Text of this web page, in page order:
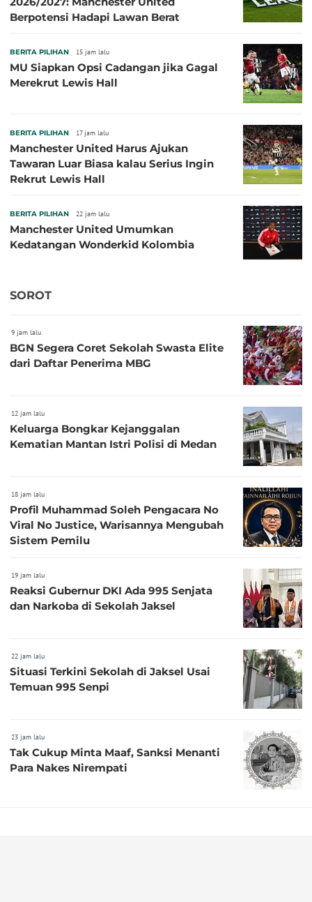
Berpotensi Hadapi Lawan Berat
BERITA PILIHAN 15 jam lalu
MU Siapkan Opsi Cadangan jika Gagal
Merekrut Lewis Hall
BERITA PILIHAN 17 jam lalu
Manchester United Harus Ajukan
Tawaran Luar Biasa kalau Serius Ingin
Rekrut Lewis Hall
BERITA PILIHAN 22 jam lalu
Manchester United Umumkan
Kedatangan Wonderkid Kolombia
SOROT
9 jam lalu
BGN Segera Coret Sekolah Swasta Elite
dari Daftar Penerima MBG
12 jam lalu
Keluarga Bongkar Kejanggalan
Kematian Mantan Istri Polisi di Medan
18 jam lalu
Profil Muhammad Soleh Pengacara No
Viral No Justice, Warisannya Mengubah
Sistem Pemilu
19 jam lalu
Reaksi Gubernur DKI Ada 995 Senjata
dan Narkoba di Sekolah Jaksel
22 jam lalu
Situasi Terkini Sekolah di Jaksel Usai
Temuan 995 Senpi
23 jam lalu
Tak Cukup Minta Maaf, Sanksi Menanti
Para Nakes Nirempati